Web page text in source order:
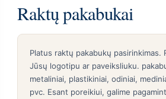
Raktų pakabukai
Platus raktų pakabukų pasirinkimas.
Jūsų logotipu ar paveiksliuku.
metaliniai, plastikiniai, odiniai,
pvc. Esant poreikiui, galime